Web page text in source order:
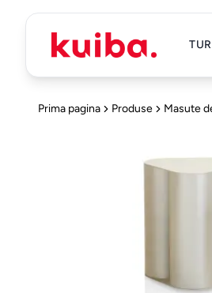
Prima pagina Produse Masute